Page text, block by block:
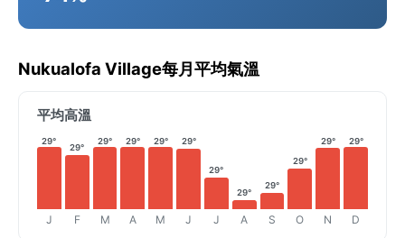
Nukualofa Village每月平均氣溫
平均高溫
29°
J
29°
F
29°
M
29°
A
29°
M
29°
J
29°
J
29°
A
29°
S
29°
O
29°
N
29°
D